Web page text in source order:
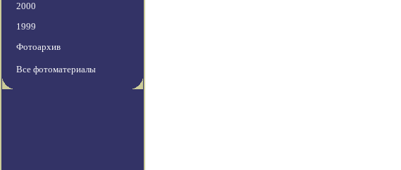
2000
1999
Фотоархив
Все фотоматериалы